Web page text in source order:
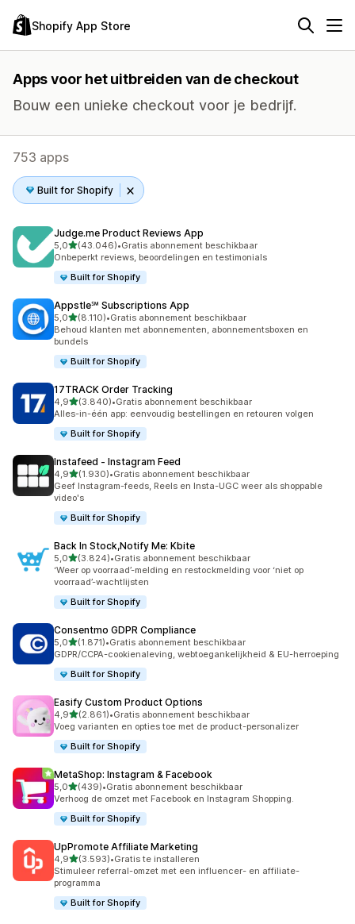
Shopify App Store
Apps voor het uitbreiden van de checkout
Bouw een unieke checkout voor je bedrijf.
753 apps
Built for Shopify
Judge.me Product Reviews App
5,0van 5 sterren
(43.046)
43046 recensies in totaal
•Gratis abonnement beschikbaar
Onbeperkt reviews, beoordelingen en testimonials
Built for Shopify
Appstle℠ Subscriptions App
5,0van 5 sterren
(8.110)
8110 recensies in totaal
•Gratis abonnement beschikbaar
Behoud klanten met abonnementen, abonnementsboxen en
bundels
Built for Shopify
17TRACK Order Tracking
4,9van 5 sterren
(3.840)
3840 recensies in totaal
•Gratis abonnement beschikbaar
Alles-in-één app: eenvoudig bestellingen en retouren volgen
Built for Shopify
Instafeed ‑ Instagram Feed
4,9van 5 sterren
(1.930)
1930 recensies in totaal
•Gratis abonnement beschikbaar
Geef Instagram-feeds, Reels en Insta-UGC weer als shoppable
video's
Built for Shopify
Back In Stock,Notify Me: Kbite
5,0van 5 sterren
(3.824)
3824 recensies in totaal
•Gratis abonnement beschikbaar
‘Weer op voorraad’-melding en restockmelding voor ‘niet op
voorraad’-wachtlijsten
Built for Shopify
Consentmo GDPR Compliance
5,0van 5 sterren
(1.871)
1871 recensies in totaal
•Gratis abonnement beschikbaar
GDPR/CCPA-cookienaleving, webtoegankelijkheid & EU-herroeping
Built for Shopify
Easify Custom Product Options
4,9van 5 sterren
(2.861)
2861 recensies in totaal
•Gratis abonnement beschikbaar
Voeg varianten en opties toe met de product-personalizer
Built for Shopify
MetaShop: Instagram & Facebook
5,0van 5 sterren
(439)
439 recensies in totaal
•Gratis abonnement beschikbaar
Verhoog de omzet met Facebook en Instagram Shopping.
Built for Shopify
UpPromote Affiliate Marketing
4,9van 5 sterren
(3.593)
3593 recensies in totaal
•Gratis te installeren
Stimuleer referral-omzet met een influencer- en affiliate-
programma
Built for Shopify